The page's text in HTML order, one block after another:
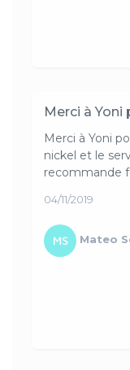
Merci à Yoni
Merci à Yoni
nickel et le
recommande
04/11/2019
Mateo